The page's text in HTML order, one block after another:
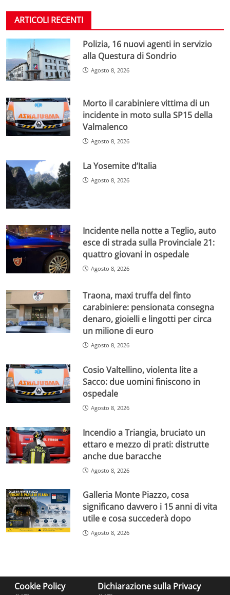
ARTICOLI RECENTI
Polizia, 16 nuovi agenti in servizio
alla Questura di Sondrio
Agosto 8, 2026
Morto il carabiniere vittima di un
incidente in moto sulla SP15 della
Valmalenco
Agosto 8, 2026
La Yosemite d’Italia
Agosto 8, 2026
Incidente nella notte a Teglio, auto
esce di strada sulla Provinciale 21:
quattro giovani in ospedale
Agosto 8, 2026
Traona, maxi truffa del finto
carabiniere: pensionata consegna
denaro, gioielli e lingotti per circa
un milione di euro
Agosto 8, 2026
Cosio Valtellino, violenta lite a
Sacco: due uomini finiscono in
ospedale
Agosto 8, 2026
Incendio a Triangia, bruciato un
ettaro e mezzo di prati: distrutte
anche due baracche
Agosto 8, 2026
Galleria Monte Piazzo, cosa
significano davvero i 15 anni di vita
utile e cosa succederà dopo
Agosto 8, 2026
Cookie Policy
Dichiarazione sulla Privacy